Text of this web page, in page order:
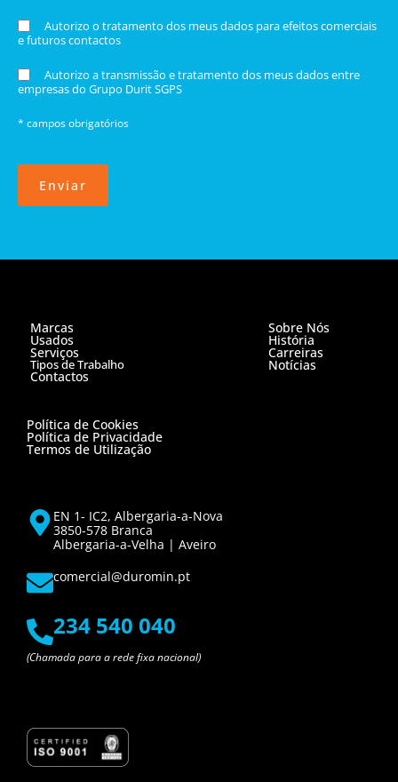
Autorizo o tratamento dos meus dados para efeitos comerciais
e futuros contactos
Autorizo a transmissão e tratamento dos meus dados entre
empresas do Grupo Durit SGPS
* campos obrigatórios
Enviar
Marcas
Usados
Serviços
Tipos de Trabalho
Contactos
Sobre Nós
História
Carreiras
Notícias
Política de Cookies
Política de Privacidade
Termos de Utilização
EN 1- IC2, Albergaria-a-Nova
3850-578 Branca
Albergaria-a-Velha | Aveiro
comercial@duromin.pt
234 540 040
(Chamada para a rede fixa nacional)